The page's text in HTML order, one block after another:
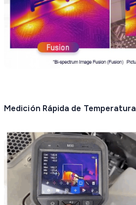
Medición Rápida de Temperatura